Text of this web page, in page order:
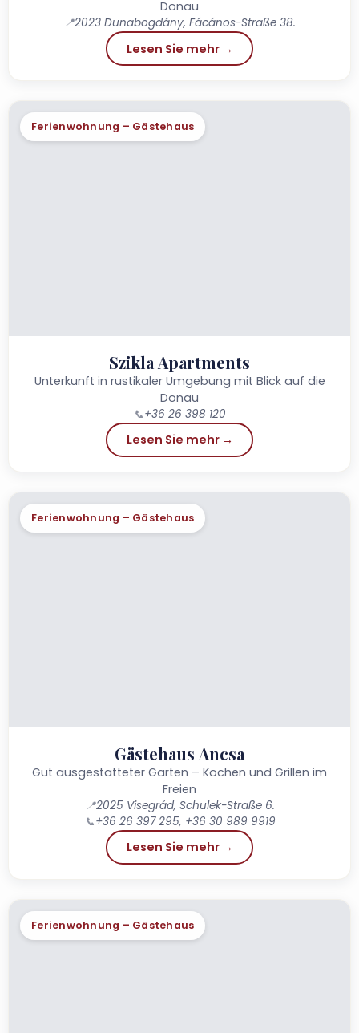
Donau
📍2023 Dunabogdány, Fácános-Straße 38.
Lesen Sie mehr →
Ferienwohnung – Gästehaus
Szikla Apartments
Unterkunft in rustikaler Umgebung mit Blick auf die
Donau
📞+36 26 398 120
Lesen Sie mehr →
Ferienwohnung – Gästehaus
Gästehaus Ancsa
Gut ausgestatteter Garten – Kochen und Grillen im
Freien
📍2025 Visegrád, Schulek-Straße 6.
📞+36 26 397 295, +36 30 989 9919
Lesen Sie mehr →
Ferienwohnung – Gästehaus